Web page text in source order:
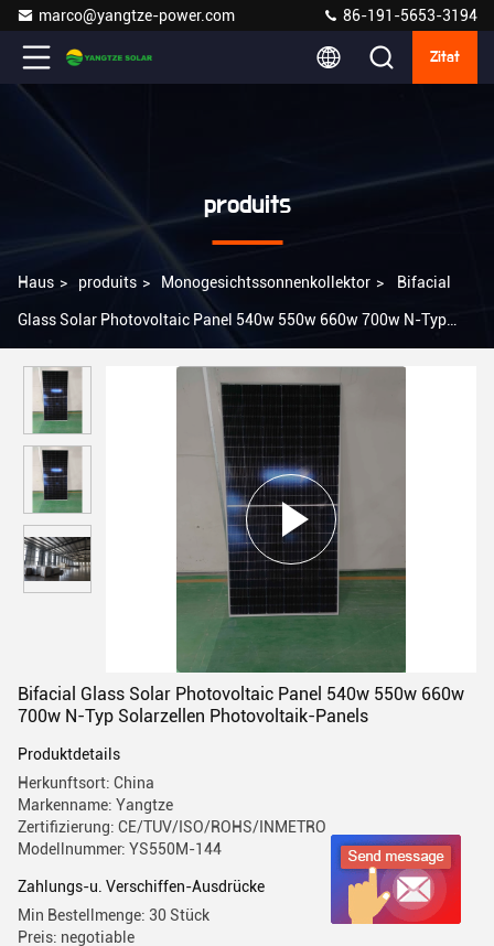
marco@yangtze-power.com 86-191-5653-3194
Zitat
produits
Haus > produits > Monogesichtssonnenkollektor > Bifacial
Glass Solar Photovoltaic Panel 540w 550w 660w 700w N-Typ
Bifacial Glass Solar Photovoltaic Panel 540w 550w 660w
700w N-Typ Solarzellen Photovoltaik-Panels
Produktdetails
Herkunftsort: China
Markenname: Yangtze
Zertifizierung: CE/TUV/ISO/ROHS/INMETRO
Modellnummer: YS550M-144
Zahlungs-u. Verschiffen-Ausdrücke
Min Bestellmenge: 30 Stück
Preis: negotiable